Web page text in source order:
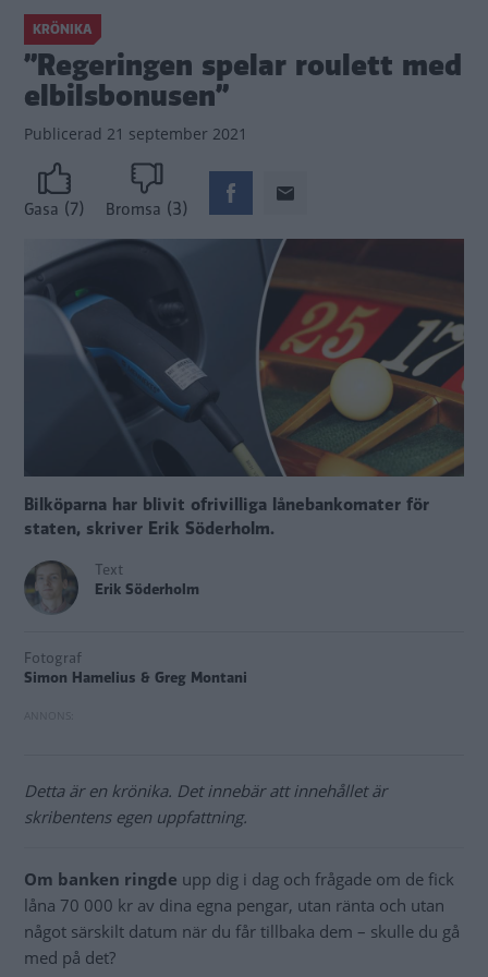
KRÖNIKA
”Regeringen spelar roulett med
elbilsbonusen”
Publicerad 21 september 2021
Gasa (7) Bromsa (3)
Bilköparna har blivit ofrivilliga lånebankomater för
staten, skriver Erik Söderholm.
Text
Erik Söderholm
Fotograf
Simon Hamelius & Greg Montani
Detta är en krönika. Det innebär att innehållet är
skribentens egen uppfattning.
Om banken ringde upp dig i dag och frågade om de fick
låna 70 000 kr av dina egna pengar, utan ränta och utan
något särskilt datum när du får tillbaka dem – skulle du gå
med på det?